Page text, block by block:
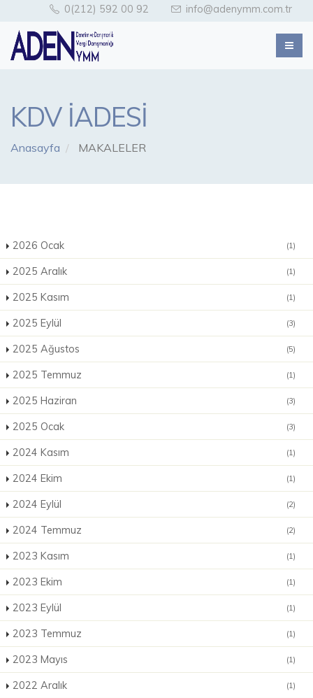
0(212) 592 00 92 info@adenymm.com.tr
KDV İADESİ
Anasayfa MAKALELER
2026 Ocak (1)
2025 Aralık (1)
2025 Kasım (1)
2025 Eylül (3)
2025 Ağustos (5)
2025 Temmuz (1)
2025 Haziran (3)
2025 Ocak (3)
2024 Kasım (1)
2024 Ekim (1)
2024 Eylül (2)
2024 Temmuz (2)
2023 Kasım (1)
2023 Ekim (1)
2023 Eylül (1)
2023 Temmuz (1)
2023 Mayıs (1)
2022 Aralık (1)